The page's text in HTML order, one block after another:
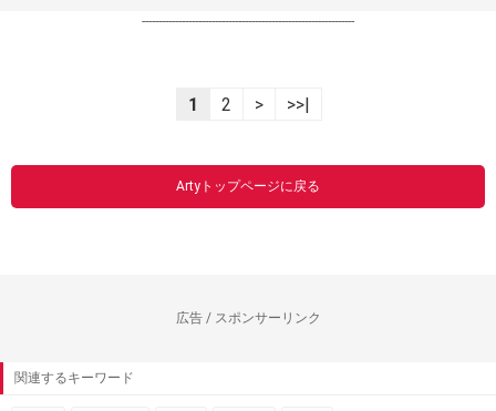
----------------------------------------------------------------
1 2 > >>|
Artyトップページに戻る
広告 / スポンサーリンク
関連するキーワード